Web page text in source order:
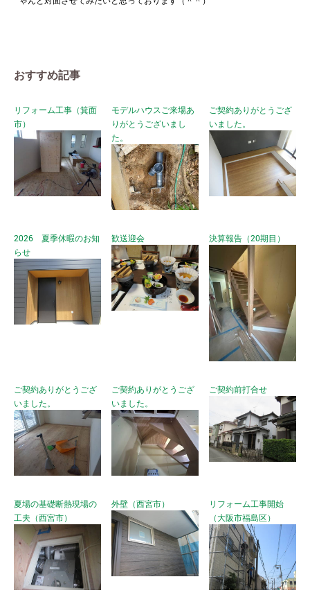
おすすめ記事
リフォーム工事（箕面
市）
モデルハウスご来場あ
りがとうございまし
た。
ご契約ありがとうござ
いました。
2026 夏季休暇のお知
らせ
歓送迎会 決算報告（20期目）
ご契約ありがとうござ
いました。
ご契約ありがとうござ
いました。
ご契約前打合せ
夏場の基礎断熱現場の
工夫（西宮市）
外壁（西宮市）
リフォーム工事開始
（大阪市福島区）